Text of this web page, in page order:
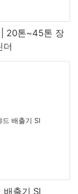
| 20톤~45톤 장
더
출기 Sl